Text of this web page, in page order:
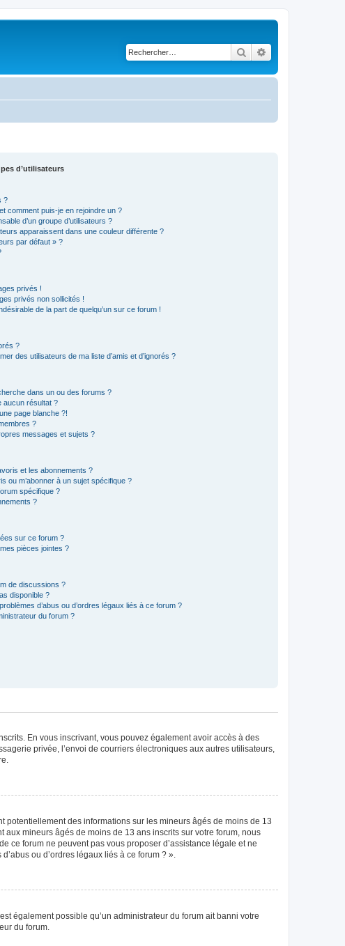
Rechercher
d’utilisateurs
?
comment puis-je en rejoindre un ?
d’un groupe d’utilisateurs ?
apparaissent dans une couleur différente ?
par défaut » ?
privés !
privés non sollicités !
de la part de quelqu’un sur ce forum !
?
des utilisateurs de ma liste d’amis et d’ignorés ?
dans un ou des forums ?
aucun résultat ?
page blanche ?!
?
messages et sujets ?
et les abonnements ?
ou m’abonner à un sujet spécifique ?
spécifique ?
?
sur ce forum ?
pièces jointes ?
de discussions ?
disponible ?
d’abus ou d’ordres légaux liés à ce forum ?
du forum ?
En vous inscrivant, vous pouvez également avoir accès à des
privée, l’envoi de courriers électroniques aux autres utilisateurs,
potentiellement des informations sur les mineurs âgés de moins de 13
mineurs âgés de moins de 13 ans inscrits sur votre forum, nous
ce forum ne peuvent pas vous proposer d’assistance légale et ne
ou d’ordres légaux liés à ce forum ? ».
également possible qu’un administrateur du forum ait banni votre
du forum.